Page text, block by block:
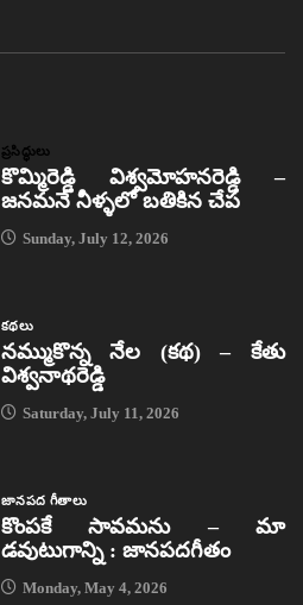
ప్రసిద్ధులు
కొమ్మిరెడ్డి విశ్వమోహనరెడ్డి –
జనమనే నీళ్ళలో బతికిన చేప
Sunday, July 12, 2026
కథలు
నమ్ముకొన్న నేల (కథ) – కేతు
విశ్వనాథరెడ్డి
Saturday, July 11, 2026
జానపద గీతాలు
కొంపకే సావమను – మా
డవుటుగాన్ని : జానపదగీతం
Monday, May 4, 2026